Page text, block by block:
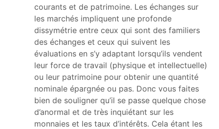
courants et de patrimoine. Les échanges sur
les marchés impliquent une profonde
dissymétrie entre ceux qui sont des familiers
des échanges et ceux qui suivent les
évaluations en s’y adaptant lorsqu’ils vendent
leur force de travail (physique et intellectuelle)
ou leur patrimoine pour obtenir une quantité
nominale épargnée ou pas. Donc vous faites
bien de souligner qu’il se passe quelque chose
d’anormal et de très inquiétant sur les
monnaies et les taux d’intérêts. Cela étant les